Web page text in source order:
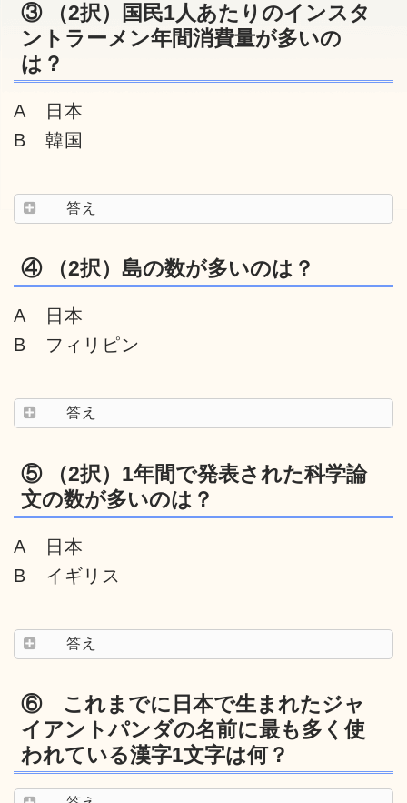
③ （2択）国民1人あたりのインスタ
ントラーメン年間消費量が多いの
は？
A 日本
B 韓国
答え
④ （2択）島の数が多いのは？
A 日本
B フィリピン
答え
⑤ （2択）1年間で発表された科学論
文の数が多いのは？
A 日本
B イギリス
答え
⑥ これまでに日本で生まれたジャ
イアントパンダの名前に最も多く使
われている漢字1文字は何？